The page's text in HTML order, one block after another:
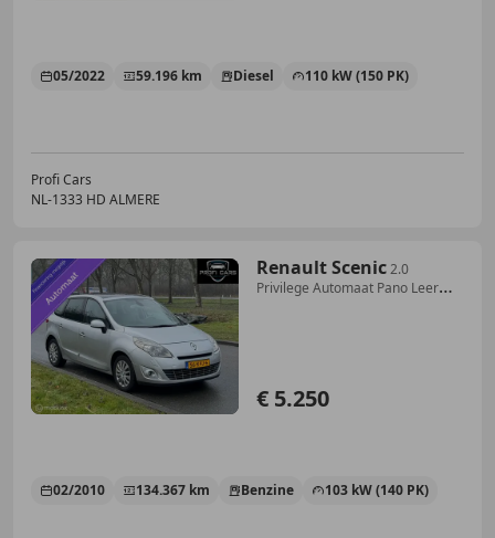
05/2022 59.196 km Diesel 110 kW (150 PK)
Profi Cars
NL-1333 HD ALMERE
Renault Scenic2.0
Privilege Automaat Pano Leer
€ 5.250
02/2010 134.367 km Benzine 103 kW (140 PK)